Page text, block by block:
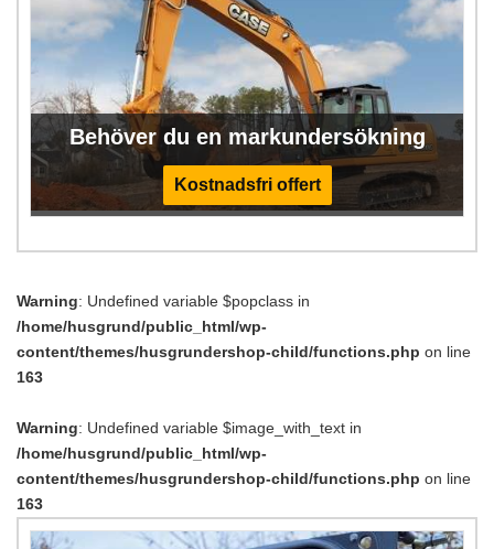
Behöver du en markundersökning
Kostnadsfri offert
Warning: Undefined variable $popclass in
/home/husgrund/public_html/wp-
content/themes/husgrundershop-child/functions.php on line
163
Warning: Undefined variable $image_with_text in
/home/husgrund/public_html/wp-
content/themes/husgrundershop-child/functions.php on line
163